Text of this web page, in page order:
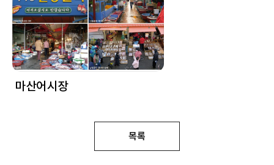
마산어시장
목록